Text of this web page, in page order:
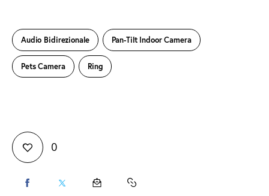
Audio Bidirezionale Pan-Tilt Indoor Camera
Pets Camera Ring
0
CONDIVIDICONDIVIDICONDIVIDICOPY